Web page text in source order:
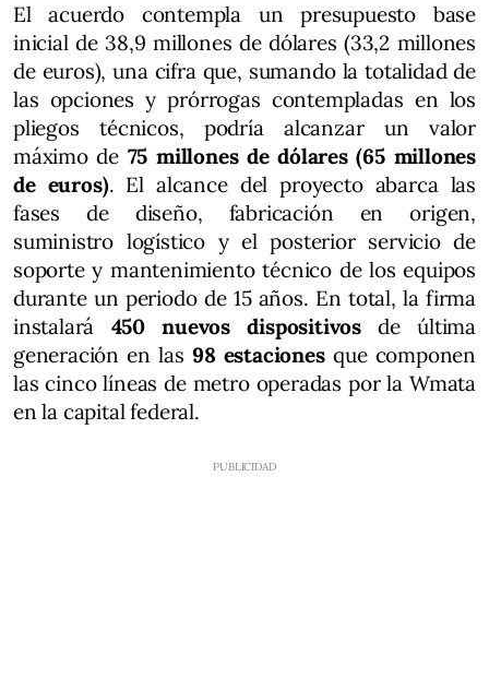
El acuerdo contempla un presupuesto base
inicial de 38,9 millones de dólares (33,2 millones
de euros), una cifra que, sumando la totalidad de
las opciones y prórrogas contempladas en los
pliegos técnicos, podría alcanzar un valor
máximo de 75 millones de dólares (65 millones
de euros). El alcance del proyecto abarca las
fases de diseño, fabricación en origen,
suministro logístico y el posterior servicio de
soporte y mantenimiento técnico de los equipos
durante un periodo de 15 años. En total, la firma
instalará 450 nuevos dispositivosde última
generación en las 98 estacionesque componen
las cinco líneas de metro operadas por la Wmata
en la capital federal.